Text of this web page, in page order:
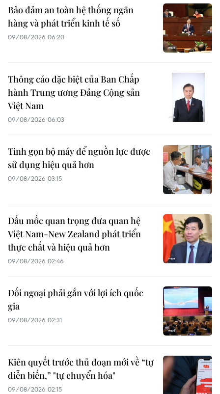
Bảo đảm an toàn hệ thống ngân
hàng và phát triển kinh tế số
09/08/2026 06:20
Thông cáo đặc biệt của Ban Chấp
hành Trung ương Đảng Cộng sản
Việt Nam
09/08/2026 06:03
Tinh gọn bộ máy để nguồn lực được
sử dụng hiệu quả hơn
09/08/2026 03:15
Dấu mốc quan trọng đưa quan hệ
Việt Nam-New Zealand phát triển
thực chất và hiệu quả hơn
09/08/2026 02:46
Đối ngoại phải gắn với lợi ích quốc
gia
09/08/2026 02:31
Kiên quyết trước thủ đoạn mới về “tự
diễn biến,” "tự chuyển hóa"
09/08/2026 02:15